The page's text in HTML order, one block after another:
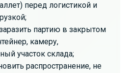
перед логистикой и
партию в закрытом
камеру,
участок склада;
распространение, не